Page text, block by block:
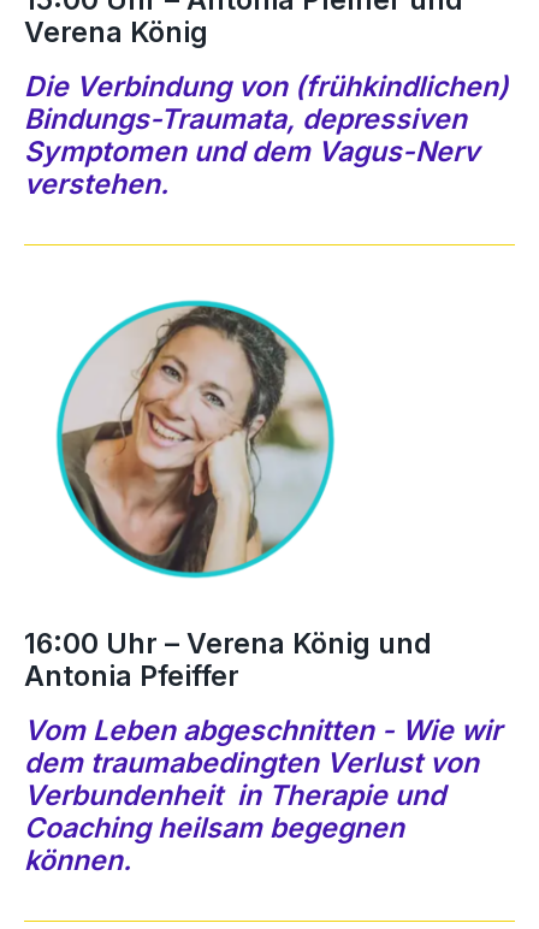
Verena König
Die Verbindung von (frühkindlichen)
Bindungs-Traumata, depressiven
Symptomen und dem Vagus-Nerv
verstehen.
16:00 Uhr – Verena König und
Antonia Pfeiffer
Vom Leben abgeschnitten - Wie wir
dem traumabedingten Verlust von
Verbundenheit in Therapie und
Coaching heilsam begegnen
können.